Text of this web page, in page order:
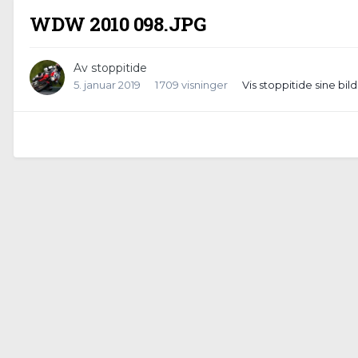
WDW 2010 098.JPG
Av stoppitide
5. januar 2019 1 709 visninger Vis stoppitide sine